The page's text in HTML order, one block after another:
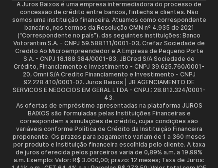
A Juros Baixos é uma empresa intermediadora do processo de
concessão de crédito entre bancos, fintechs e clientes. Não
somos uma instituição financeira. Atuamos como correspondente
bancário, nos termos da Resolução CMN nº 4.935 de 2021
(“Correspondente no país”), das seguintes instituições: Banco
Votorantim S.A. - CNPJ 59.588.111/0001-03, Crefaz Sociedade de
Credito Ao Microempreendedor e A Empresa de Pequeno Porte
S.A. - CNPJ 18.188.384/0001-83, JBCred S/A Sociedade de
Crédito, Financiamento e Investimento - CNPJ 39.625.760/0001-
20, Omni S/A Credito Financiamento e Investimento - CNPJ
92.228.410/0001-02. Juros Baixos | JB AGENCIAMENTO DE
SERVICOS E NEGOCIOS EM GERAL LTDA - CNPJ.: 28.812.324/0001-
43.
As ofertas de empréstimo apresentadas na plataforma JUROS
BAIXOS são formuladas pelas Instituições Financeiras e
correspondem a simulações de crédito, cujas condições são
variáveis conforme Política de Crédito da Instituição Financeira
proponente. Os prazos para pagamento variam de 1 a 360 meses
por produto e Instituição financeira escolhida pelo cliente. A taxa
de juros oferecida pelos parceiros varia de 0,89% a.m. a 19,99%
a.m. Exemplo: Valor: R$ 3.000,00; prazo: 12 meses; Taxa de Juros: